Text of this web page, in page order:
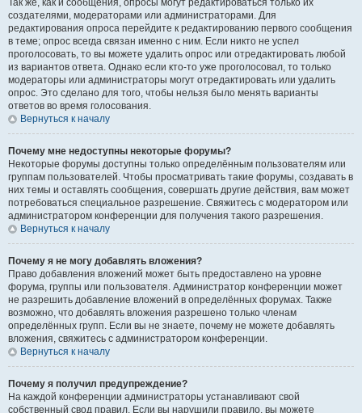
Так же, как и сообщения, опросы могут редактироваться только их
создателями, модераторами или администраторами. Для
редактирования опроса перейдите к редактированию первого сообщения
в теме; опрос всегда связан именно с ним. Если никто не успел
проголосовать, то вы можете удалить опрос или отредактировать любой
из вариантов ответа. Однако если кто-то уже проголосовал, то только
модераторы или администраторы могут отредактировать или удалить
опрос. Это сделано для того, чтобы нельзя было менять варианты
ответов во время голосования.
Вернуться к началу
Почему мне недоступны некоторые форумы?
Некоторые форумы доступны только определённым пользователям или
группам пользователей. Чтобы просматривать такие форумы, создавать в
них темы и оставлять сообщения, совершать другие действия, вам может
потребоваться специальное разрешение. Свяжитесь с модератором или
администратором конференции для получения такого разрешения.
Вернуться к началу
Почему я не могу добавлять вложения?
Право добавления вложений может быть предоставлено на уровне
форума, группы или пользователя. Администратор конференции может
не разрешить добавление вложений в определённых форумах. Также
возможно, что добавлять вложения разрешено только членам
определённых групп. Если вы не знаете, почему не можете добавлять
вложения, свяжитесь с администратором конференции.
Вернуться к началу
Почему я получил предупреждение?
На каждой конференции администраторы устанавливают свой
собственный свод правил. Если вы нарушили правило, вы можете